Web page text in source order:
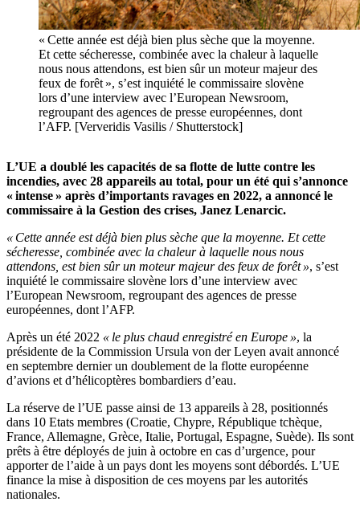
« Cette année est déjà bien plus sèche que la moyenne.
Et cette sécheresse, combinée avec la chaleur à laquelle
nous nous attendons, est bien sûr un moteur majeur des
feux de forêt », s’est inquiété le commissaire slovène
lors d’une interview avec l’European Newsroom,
regroupant des agences de presse européennes, dont
l’AFP. [Ververidis Vasilis / Shutterstock]
L’UE a doublé les capacités de sa flotte de lutte contre les
incendies, avec 28 appareils au total, pour un été qui s’annonce
« intense » après d’importants ravages en 2022, a annoncé le
commissaire à la Gestion des crises, Janez Lenarcic.
« Cette année est déjà bien plus sèche que la moyenne. Et cette
sécheresse, combinée avec la chaleur à laquelle nous nous
attendons, est bien sûr un moteur majeur des feux de forêt », s’est
inquiété le commissaire slovène lors d’une interview avec
l’European Newsroom, regroupant des agences de presse
européennes, dont l’AFP.
Après un été 2022 « le plus chaud enregistré en Europe », la
présidente de la Commission Ursula von der Leyen avait annoncé
en septembre dernier un doublement de la flotte européenne
d’avions et d’hélicoptères bombardiers d’eau.
La réserve de l’UE passe ainsi de 13 appareils à 28, positionnés
dans 10 Etats membres (Croatie, Chypre, République tchèque,
France, Allemagne, Grèce, Italie, Portugal, Espagne, Suède). Ils sont
prêts à être déployés de juin à octobre en cas d’urgence, pour
apporter de l’aide à un pays dont les moyens sont débordés. L’UE
finance la mise à disposition de ces moyens par les autorités
nationales.